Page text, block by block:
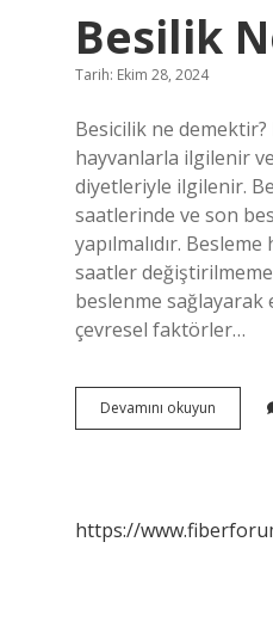
Besilik
Tarih: Ekim 28, 2024
Besicilik ne
hayvanlarla ilgilenir
diyetleriyle ilgilenir.
saatlerinde ve son
yapılmalıdır.
saatler
beslenme sağlayarak
çevresel faktörler…
Devamını okuyun
Ne
https://